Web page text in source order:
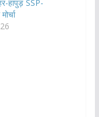
हापुड़ SSP-